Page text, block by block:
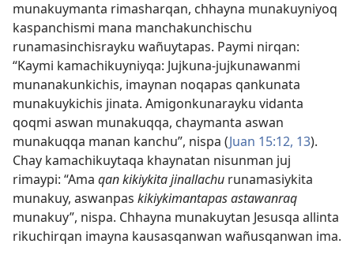
munakuymanta rimasharqan, chhayna munakuyniyoq
kaspanchismi mana manchakunchischu
runamasinchisrayku wañuytapas. Paymi nirqan:
“Kaymi kamachikuyniyqa: Jujkuna-jujkunawanmi
munanakunkichis, imaynan noqapas qankunata
munakuykichis jinata. Amigonkunarayku vidanta
qoqmi aswan munakuqqa, chaymanta aswan
munakuqqa manan kanchu”, nispa (Juan 15:12, 13).
Chay kamachikuytaqa khaynatan nisunman juj
rimaypi: “Ama qan kikiykita jinallachu runamasiykita
munakuy, aswanpas kikiykimantapas astawanraq
munakuy”, nispa. Chhayna munakuytan Jesusqa allinta
rikuchirqan imayna kausasqanwan wañusqanwan ima.